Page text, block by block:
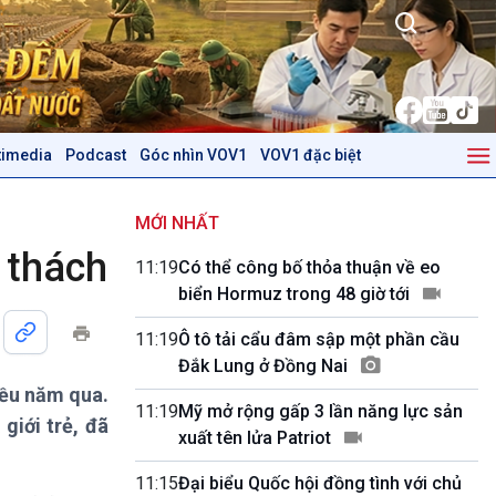
Podcast Góc nhìn VOV1 VOV1 đặc biệt
Trước giờ mở cửa
Dòng chảy Kinh tế
Khởi nghiệp
Tuyên chiến với gian lận
Mùa vàng
Biển đảo Việt Nam
Tâm tình biên giới và hải
đảo
Tìm hiểu biển, đảo Việt
Nam
Góc nhìn VOV1
Bình luận
năm qua.
giới trẻ, đã
MỚI NHẤT
11:19Có thể công bố thỏa thuận về eo
biển Hormuz trong 48 giờ tới
11:19Ô tô tải cẩu đâm sập một phần cầu
Đắk Lung ở Đồng Nai
11:19Mỹ mở rộng gấp 3 lần năng lực sản
xuất tên lửa Patriot
11:15Đại biểu Quốc hội đồng tình với chủ